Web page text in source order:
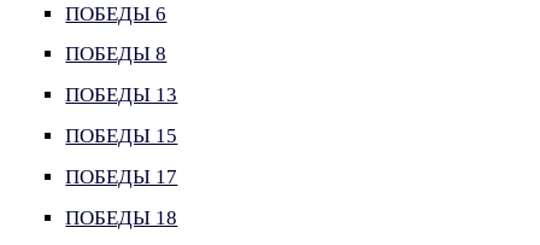
ПОБЕДЫ 6
ПОБЕДЫ 8
ПОБЕДЫ 13
ПОБЕДЫ 15
ПОБЕДЫ 17
ПОБЕДЫ 18